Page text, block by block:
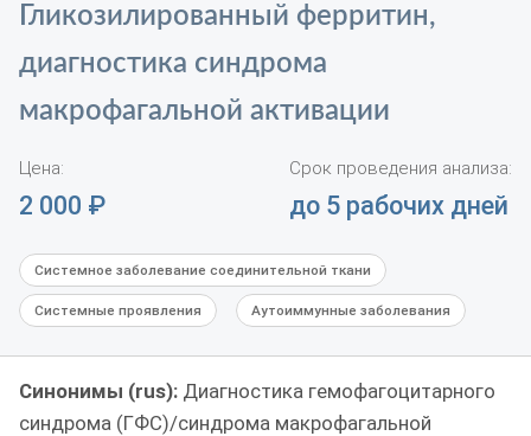
Гликозилированный ферритин,
диагностика синдрома
макрофагальной активации
Цена:
2 000 ₽
Срок проведения анализа:
до 5 рабочих дней
Системное заболевание соединительной ткани
Системные проявления Аутоиммунные заболевания
Синонимы (rus): Диагностика гемофагоцитарного
синдрома (ГФС)/синдрома макрофагальной